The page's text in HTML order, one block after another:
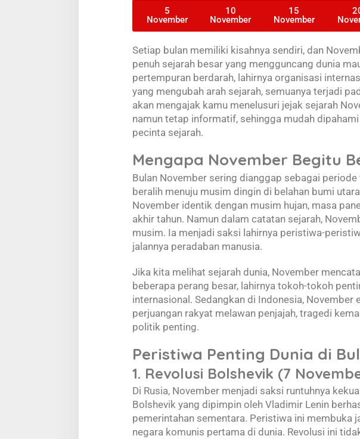
5
November
10
November
15
November
Setiap bulan memiliki kisahnya sendiri, dan
penuh sejarah besar yang mengguncang dunia
pertempuran berdarah, lahirnya organisasi
yang mengubah arah sejarah, semuanya terjadi
akan mengajak kamu menelusuri jejak sejarah
namun tetap informatif, sehingga mudah
pecinta sejarah.
Mengapa November Begitu
Bulan November sering dianggap sebagai
beralih menuju musim dingin di belahan bumi
November identik dengan musim hujan, masa
akhir tahun. Namun dalam catatan sejarah,
musim. Ia menjadi saksi lahirnya peristiwa-
jalannya peradaban manusia.
Jika kita melihat sejarah dunia, November
beberapa perang besar, lahirnya tokoh-tokoh
internasional. Sedangkan di Indonesia, November
perjuangan rakyat melawan penjajah, tragedi
politik penting.
Peristiwa Penting Dunia di
1. Revolusi Bolshevik (7
Di Rusia, November menjadi saksi runtuhnya
Bolshevik yang dipimpin oleh Vladimir Lenin
pemerintahan sementara. Peristiwa ini membuka
negara komunis pertama di dunia. Revolusi ini